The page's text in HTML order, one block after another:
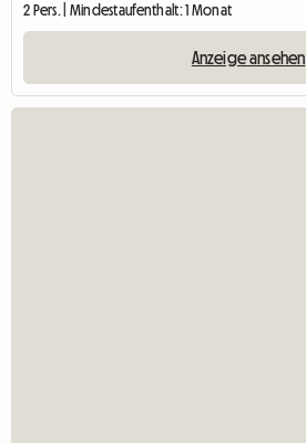
2 Pers. | Mindestaufenthalt: 1 Monat
Anzeige ansehen